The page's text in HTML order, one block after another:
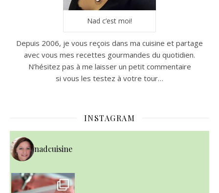
Nad c’est moi!
Depuis 2006, je vous reçois dans ma cuisine et partage
avec vous mes recettes gourmandes du quotidien.
N’hésitez pas à me laisser un petit commentaire
si vous les testez à votre tour…
INSTAGRAM
nadcuisine
~ NICE CREAM À LA FRAISE ~
Presque un mois que